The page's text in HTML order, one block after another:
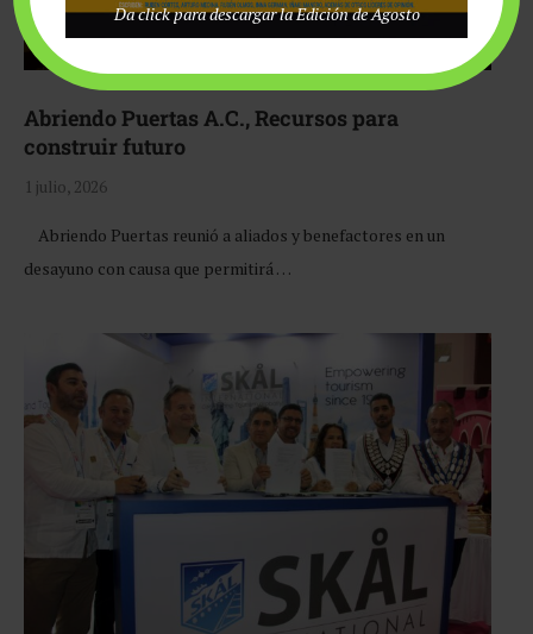
Abriendo Puertas A.C., Recursos para
construir futuro
1 julio, 2026
Abriendo Puertas reunió a aliados y benefactores en un
desayuno con causa que permitirá …
Da click para descargar la Edición de Agosto